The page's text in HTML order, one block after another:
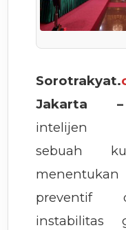
Sorotrakyat.
Jakarta
intelijen
sebuah
preventif
instabilitas